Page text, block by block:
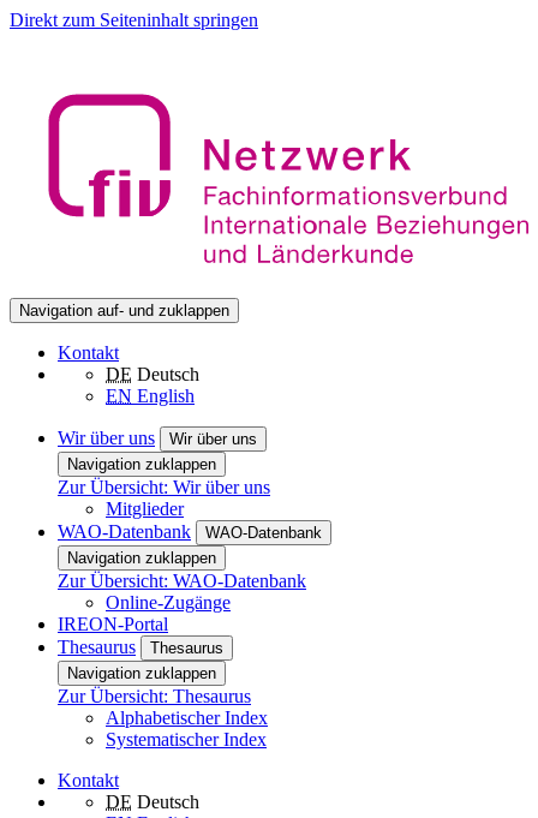
Direkt zum Seiteninhalt springen
Navigation auf- und zuklappen
Kontakt
DE Deutsch
EN English
Wir über uns
Wir über uns
Navigation zuklappen
Zur Übersicht: Wir über uns
Mitglieder
WAO-Datenbank
WAO-Datenbank
Navigation zuklappen
Zur Übersicht: WAO-Datenbank
Online-Zugänge
IREON-Portal
Thesaurus
Thesaurus
Navigation zuklappen
Zur Übersicht: Thesaurus
Alphabetischer Index
Systematischer Index
Kontakt
DE Deutsch